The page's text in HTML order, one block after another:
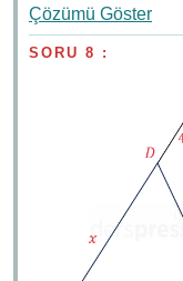
Çözümü Göster
SORU 8 :